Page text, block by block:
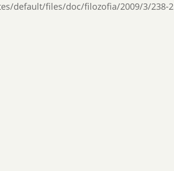
default/files/doc/filozofia/2009/3/238-